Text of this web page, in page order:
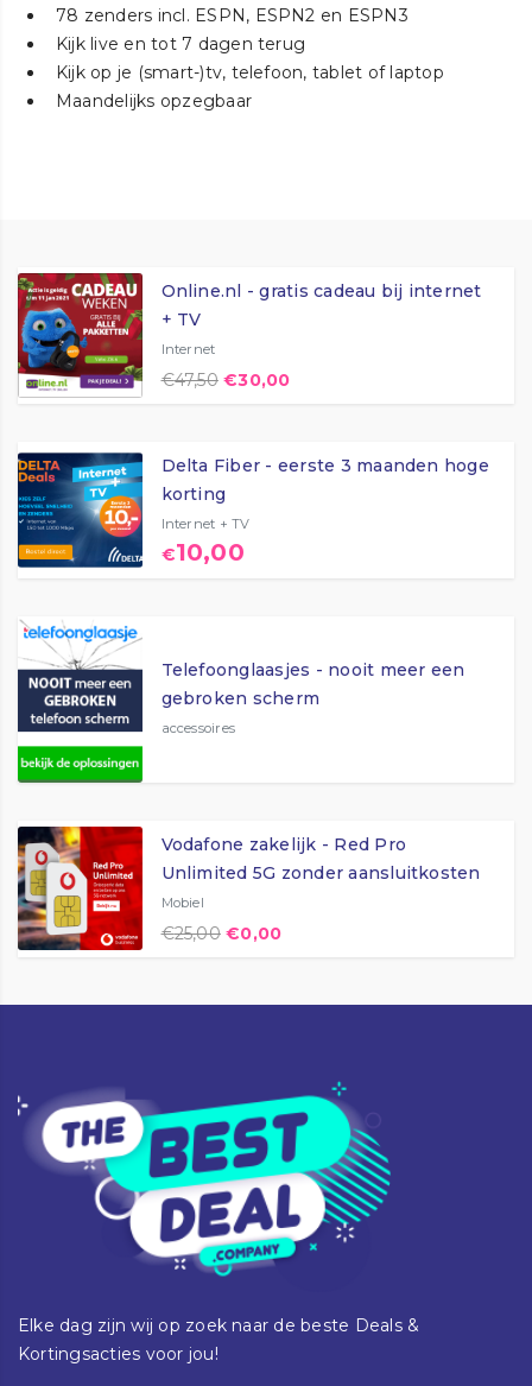
78 zenders incl. ESPN, ESPN2 en ESPN3
Kijk live en tot 7 dagen terug
Kijk op je (smart-)tv, telefoon, tablet of laptop
Maandelijks opzegbaar
Online.nl - gratis cadeau bij internet
+ TV
Internet
€47,50 €30,00
Delta Fiber - eerste 3 maanden hoge
korting
Internet + TV
€10,00
Telefoonglaasjes - nooit meer een
gebroken scherm
accessoires
Vodafone zakelijk - Red Pro
Unlimited 5G zonder aansluitkosten
Mobiel
€25,00 €0,00
Elke dag zijn wij op zoek naar de beste Deals &
Kortingsacties voor jou!